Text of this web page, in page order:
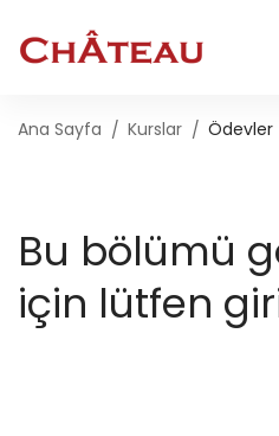
Ana Sayfa Kurslar Ödevler
Bu bölümü
için lütfen